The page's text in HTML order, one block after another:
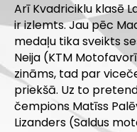
Arī Kvadriciklu klasē
ir izlemts. Jau pēc
medaļu tika sveikts
Neija (KTM
zināms, tad par
priekšā. Uz to
čempions Matīss
Lizanders (Saldus